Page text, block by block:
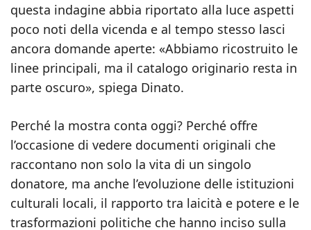
questa indagine abbia riportato alla luce aspetti
poco noti della vicenda e al tempo stesso lasci
ancora domande aperte: «Abbiamo ricostruito le
linee principali, ma il catalogo originario resta in
parte oscuro», spiega Dinato.
Perché la mostra conta oggi? Perché offre
l’occasione di vedere documenti originali che
raccontano non solo la vita di un singolo
donatore, ma anche l’evoluzione delle istituzioni
culturali locali, il rapporto tra laicità e potere e le
trasformazioni politiche che hanno inciso sulla